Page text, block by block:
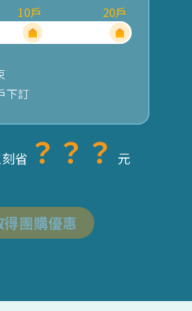
10戶 20戶
下訂
省 ？？？ 元
得團購優惠